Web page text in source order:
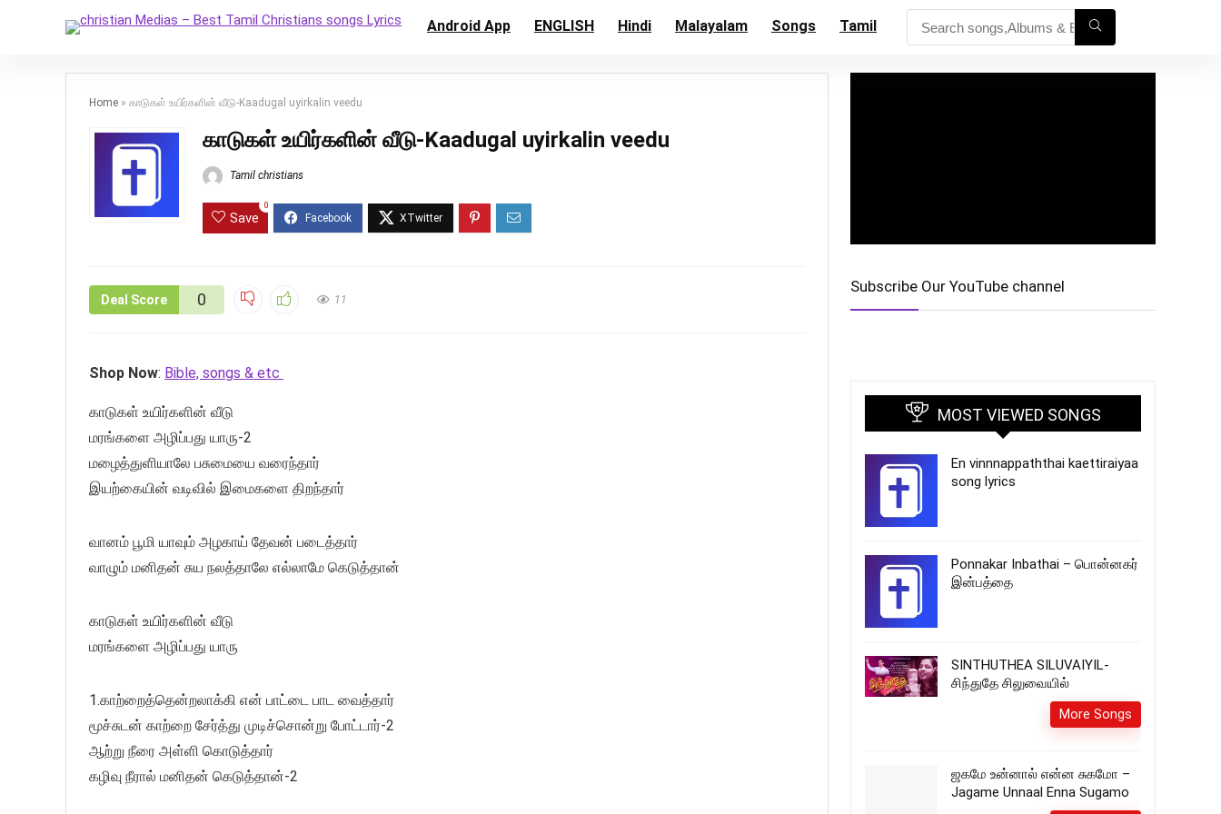
Android App ENGLISH Hindi Malayalam Songs Tamil
Home » காடுகள் உயிர்களின் வீடு-Kaadugal uyirkalin veedu
காடுகள் உயிர்களின் வீடு-Kaadugal uyirkalin veedu
Tamil christians
Save
0
Deal Score 0 11
Shop Now: Bible, songs & etc
காடுகள் உயிர்களின் வீடு
மரங்களை அழிப்பது யாரு-2
மழைத்துளியாலே பசுமையை வரைந்தார்
இயற்கையின் வடிவில் இமைகளை திறந்தார்
வானம் பூமி யாவும் அழகாய் தேவன் படைத்தார்
வாழும் மனிதன் சுய நலத்தாலே எல்லாமே கெடுத்தான்
காடுகள் உயிர்களின் வீடு
மரங்களை அழிப்பது யாரு
1.காற்றைத்தென்றலாக்கி என் பாட்டை பாட வைத்தார்
மூச்சுடன் காற்றை சேர்த்து முடிச்சொன்று போட்டார்-2
ஆற்று நீரை அள்ளி கொடுத்தார்
கழிவு நீரால் மனிதன் கெடுத்தான்-2
Subscribe Our YouTube channel
MOST VIEWED SONGS
En vinnnappaththai kaettiraiyaa
song lyrics
Ponnakar Inbathai – பொன்னகர்
இன்பத்தை
SINTHUTHEA SILUVAIYIL-
சிந்துதே சிலுவையில்
More Songs
ஜகமே உன்னால் என்ன சுகமோ –
Jagame Unnaal Enna Sugamo